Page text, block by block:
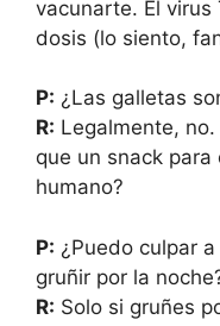
vacunarte. El
dosis (lo siento,
P: ¿Las galletas
R: Legalmente,
que un snack
humano?
P: ¿Puedo culpar
gruñir por la
R: Solo si gruñes